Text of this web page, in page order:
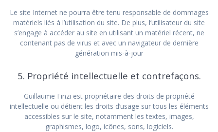
Le site Internet ne pourra être tenu responsable de dommages
matériels liés à l’utilisation du site. De plus, l’utilisateur du site
s’engage à accéder au site en utilisant un matériel récent, ne
contenant pas de virus et avec un navigateur de dernière
génération mis-à-jour
5. Propriété intellectuelle et contrefaçons.
Guillaume Finzi est propriétaire des droits de propriété
intellectuelle ou détient les droits d’usage sur tous les éléments
accessibles sur le site, notamment les textes, images,
graphismes, logo, icônes, sons, logiciels.